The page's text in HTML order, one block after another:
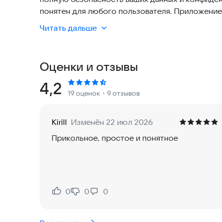
понятен для любого пользователя.
актуально для современных смартфонов,
и возможных рецидивах. Система также
прогресс. Инструмент постоянно предлагает
процесс отказа от вредных привычек.
Пора взять ситуацию в свои руки и
Читать дальше
Оценки и отзывы
Рейтинг:
4,2 19 оценок ・9 отзывов
Kirill Изменён 22 июл 2026
Прикольное, простое и понятное
Нравится:
0
Не нравится:
0 0